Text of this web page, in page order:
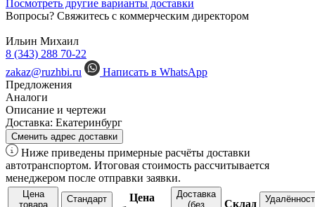
Посмотреть другие варианты доставки
Вопросы? Свяжитесь с коммерческим директором
Ильин Михаил
8 (343) 288 70-22
zakaz@ruzhbi.ru
Написать в WhatsApp
Предложения
Аналоги
Описание и чертежи
Доставка: Екатеринбург
Сменить адрес доставки
Ниже приведены примерные расчёты доставки
автотранспортом. Итоговая стоимость рассчитывается
менеджером после отправки заявки.
Цена
товара
Стандарт
Цена
Доставка
(без
Склад